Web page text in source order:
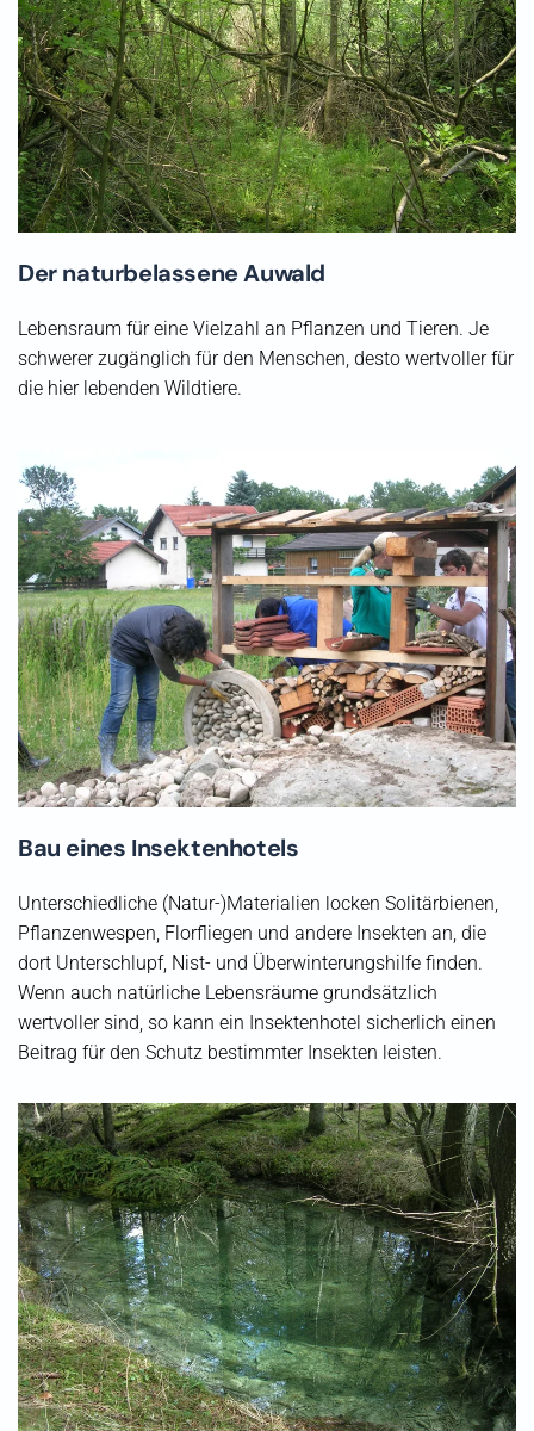
Der naturbelassene Auwald
Lebensraum für eine Vielzahl an Pflanzen und Tieren. Je
schwerer zugänglich für den Menschen, desto wertvoller für
die hier lebenden Wildtiere.
Bau eines Insektenhotels
Unterschiedliche (Natur-)Materialien locken Solitärbienen,
Pflanzenwespen, Florfliegen und andere Insekten an, die
dort Unterschlupf, Nist- und Überwinterungshilfe finden.
Wenn auch natürliche Lebensräume grundsätzlich
wertvoller sind, so kann ein Insektenhotel sicherlich einen
Beitrag für den Schutz bestimmter Insekten leisten.